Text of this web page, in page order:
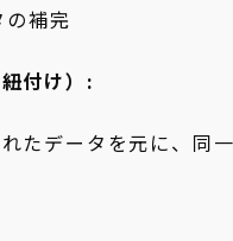
の補完
付け）:
たデータを元に、同